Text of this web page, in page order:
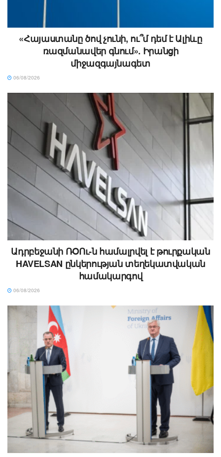
«Հայաստանը ծով չունի, ու՞մ դեմ է Ալիևը
ռազմանավեր գնում». Իրանցի
միջազգայնագետ
06/08/2026
Ադրբեջանի ՌՕՈւ-ն համալրվել է թուրքական
HAVELSAN ընկերության տեղեկատվական
համակարգով
06/08/2026